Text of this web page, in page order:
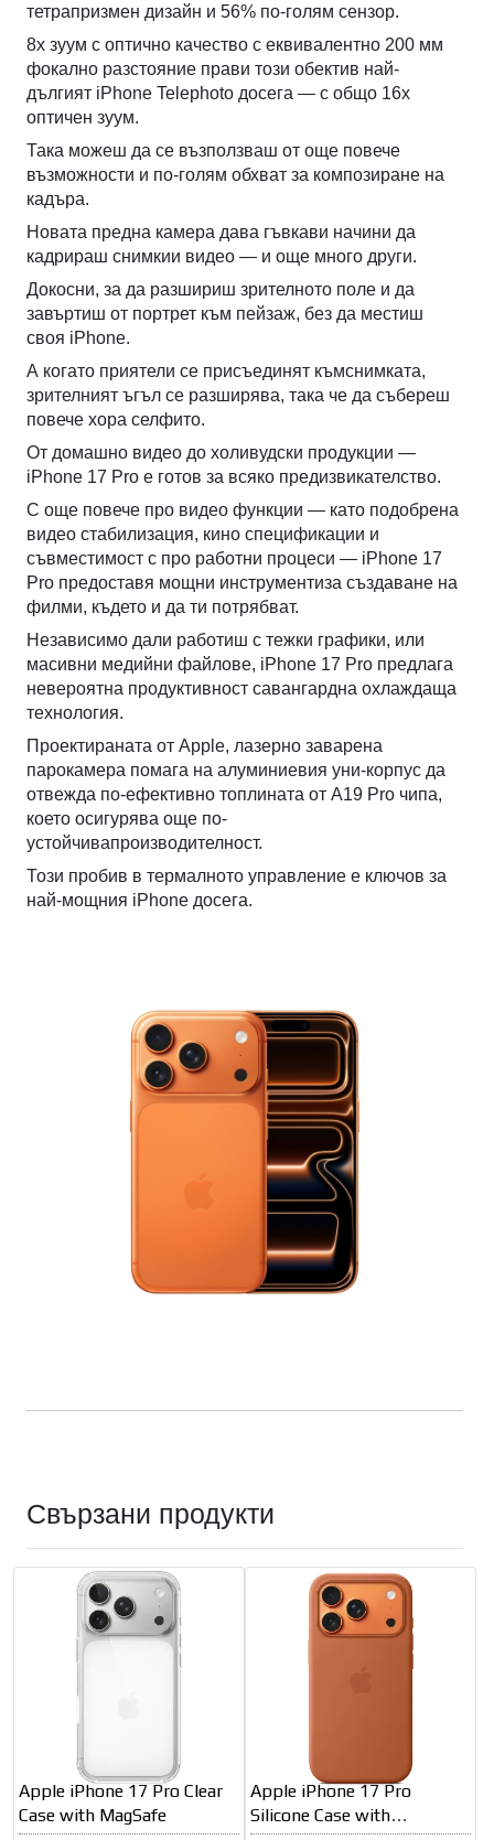
тетрапризмен дизайн и 56% по-голям сензор.
8х зуум с оптично качество с еквивалентно 200 мм
фокално разстояние прави този обектив най-
дългият iPhone Telephoto досега — с общо 16х
оптичен зуум.
Така можеш да се възползваш от още повече
възможности и по-голям обхват за композиране на
кадъра.
Новата предна камера дава гъвкави начини да
кадрираш снимкии видео — и още много други.
Докосни, за да разшириш зрителното поле и да
завъртиш от портрет към пейзаж, без да местиш
своя iPhone.
А когато приятели се присъединят къмснимката,
зрителният ъгъл се разширява, така че да събереш
повече хора селфито.
От домашно видео до холивудски продукции —
iPhone 17 Pro е готов за всяко предизвикателство.
С още повече про видео функции — като подобрена
видео стабилизация, кино спецификации и
съвместимост с про работни процеси — iPhone 17
Pro предоставя мощни инструментиза създаване на
филми, където и да ти потрябват.
Независимо дали работиш с тежки графики, или
масивни медийни файлове, iPhone 17 Pro предлага
невероятна продуктивност савангардна охлаждаща
технология.
Проектираната от Apple, лазерно заварена
парокамера помага на алуминиевия уни-корпус да
отвежда по-ефективно топлината от A19 Pro чипа,
което осигурява още по-
устойчивапроизводителност.
Този пробив в термалното управление е ключов за
най-мощния iPhone досега.
Свързани продукти
Apple iPhone 17 Pro Clear
Case with MagSafe
Apple iPhone 17 Pro
Silicone Case with